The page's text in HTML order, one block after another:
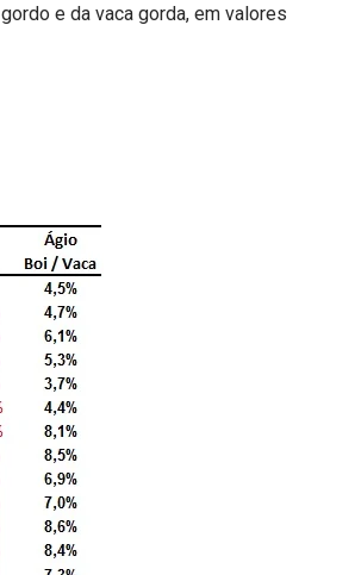
e da vaca gorda, em valores